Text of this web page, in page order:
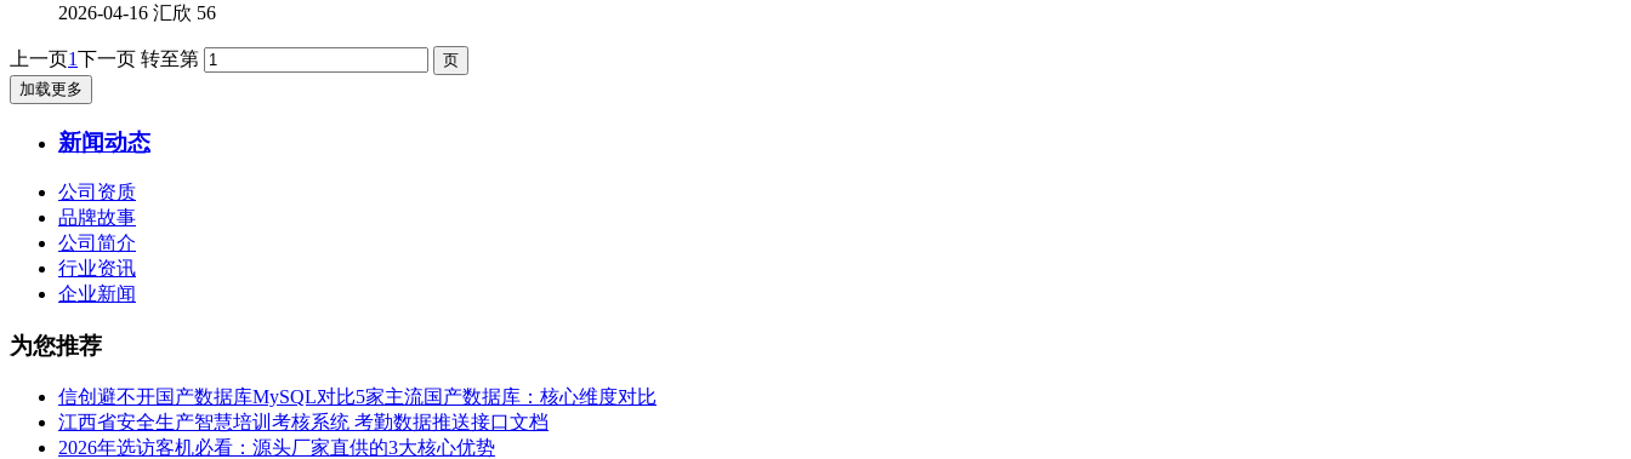
2026-04-16 汇欣 56
上一页1下一页 转至第
加载更多
新闻动态
公司资质
品牌故事
公司简介
行业资讯
企业新闻
为您推荐
信创避不开国产数据库MySQL对比5家主流国产数据库：核心维度对比
江西省安全生产智慧培训考核系统 考勤数据推送接口文档
2026年选访客机必看：源头厂家直供的3大核心优势